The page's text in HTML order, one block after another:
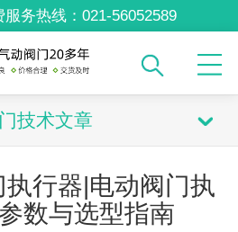
务热线： 021-56052589
技术文章
行器|电动阀门执
数与选型指南